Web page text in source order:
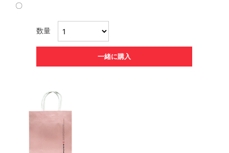
〇
数量
一緒に購入